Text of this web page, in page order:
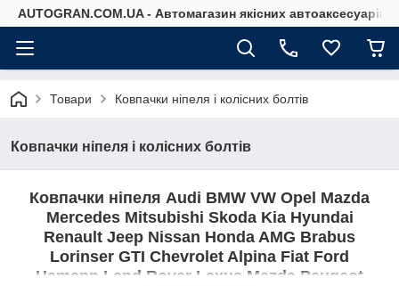
AUTOGRAN.COM.UA - Автомагазин якісних автоаксесуарів
Товари Ковпачки ніпеля і колісних болтів
Ковпачки ніпеля і колісних болтів
Ковпачки ніпеля Audi BMW VW Opel Mazda
Mercedes Mitsubishi Skoda Kia Hyundai
Renault Jeep Nissan Honda AMG Brabus
Lorinser GTI Chevrolet Alpina Fiat Ford
Hamann Land Rover Lexus Mazda Peugeot